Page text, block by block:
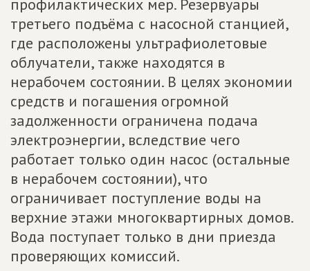
профилактических мер. Резервуары
третьего подъёма с насосной станцией,
где расположены ультрафиолетовые
облучатели, также находятся в
нерабочем состоянии. В целях экономии
средств и погашения огромной
задолженности ограничена подача
электроэнергии, вследствие чего
работает только один насос (остальные
в нерабочем состоянии), что
ограничивает поступление воды на
верхние этажи многоквартирных домов.
Вода поступает только в дни приезда
проверяющих комиссий.